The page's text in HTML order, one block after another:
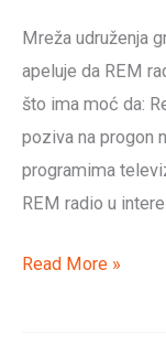
Mreža udruženja
apeluje da REM
što ima moć da:
poziva na progon
programima
REM radio u
#06
Read More »